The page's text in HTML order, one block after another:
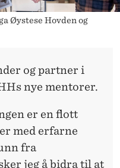
Øystese Hovden og
og partner i
nye mentorer.
er en flott
med erfarne
fra
jeg å bidra til at